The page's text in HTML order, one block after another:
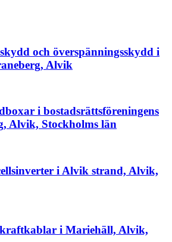
och överspänningsskydd i
Alvik
i bostadsrättsföreningens
Alvik, Stockholms län
i Alvik strand, Alvik,
i Mariehäll, Alvik,